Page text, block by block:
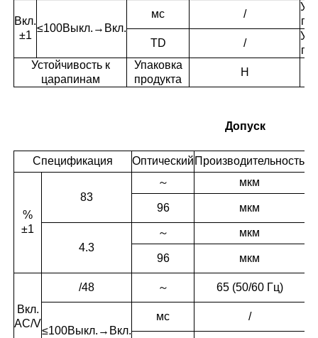
Вкл.
±1
≤100Выкл.→Вкл.
мс /
TD
/
Устойчивость к
царапинам
Упаковка
продукта
H
Допуск
Спецификация Оптический Производительность
%
±1
83
～ мкм
96 мкм
4.3
～ мкм
96 мкм
Вкл.
AC/V
/48 ～ 65 (50/60 Гц)
≤100Выкл.→Вкл.
мс /